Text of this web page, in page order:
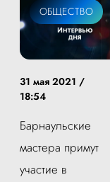
ОБЩЕСТВО
31 мая 2021 /
18:54
Барнаульские
мастера примут
участие в